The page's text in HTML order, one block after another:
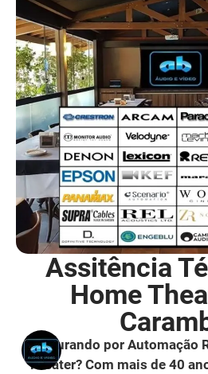
Assitência
Home
Procurando por Automação
Theater? Com mais de 40